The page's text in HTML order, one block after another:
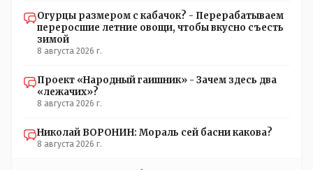
Огурцы размером с кабачок? - Перерабатываем
переросшие летние овощи, чтобы вкусно съесть
зимой
8 августа 2026 г.
Проект «Народный гаишник» - Зачем здесь два
«лежачих»?
8 августа 2026 г.
Николай ВОРОНИН: Мораль сей басни какова?
8 августа 2026 г.